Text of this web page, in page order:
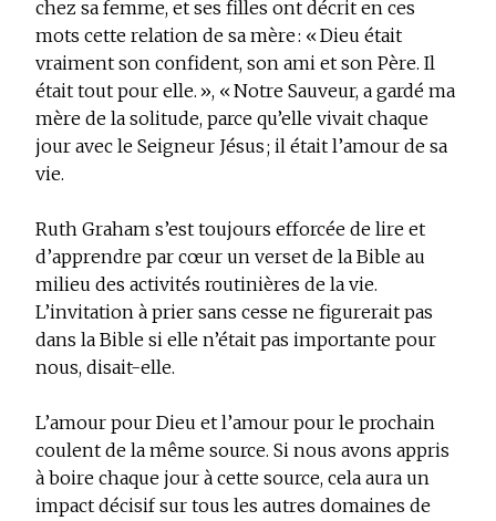
chez sa femme, et ses filles ont décrit en ces
mots cette relation de sa mère : « Dieu était
vraiment son confident, son ami et son Père. Il
était tout pour elle. », « Notre Sauveur, a gardé ma
mère de la solitude, parce qu’elle vivait chaque
jour avec le Seigneur Jésus ; il était l’amour de sa
vie.
Ruth Graham s’est toujours efforcée de lire et
d’apprendre par cœur un verset de la Bible au
milieu des activités routinières de la vie.
L’invitation à prier sans cesse ne figurerait pas
dans la Bible si elle n’était pas importante pour
nous, disait-elle.
L’amour pour Dieu et l’amour pour le prochain
coulent de la même source. Si nous avons appris
à boire chaque jour à cette source, cela aura un
impact décisif sur tous les autres domaines de